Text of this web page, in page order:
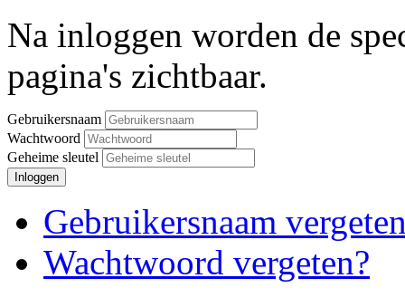
Na inloggen worden de
pagina's zichtbaar.
Gebruikersnaam
Wachtwoord
Geheime sleutel
Inloggen
Gebruikersnaam
Wachtwoord vergeten?